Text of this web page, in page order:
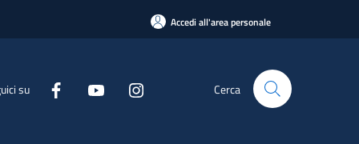
Accedi all'area personale
su Cerca